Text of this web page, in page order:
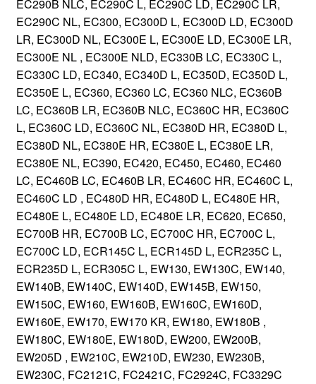
EC290B NLC, EC290C L, EC290C LD, EC290C LR,
EC290C NL, EC300, EC300D L, EC300D LD, EC300D
LR, EC300D NL, EC300E L, EC300E LD, EC300E LR,
EC300E NL , EC300E NLD, EC330B LC, EC330C L,
EC330C LD, EC340, EC340D L, EC350D, EC350D L,
EC350E L, EC360, EC360 LC, EC360 NLC, EC360B
LC, EC360B LR, EC360B NLC, EC360C HR, EC360C
L, EC360C LD, EC360C NL, EC380D HR, EC380D L,
EC380D NL, EC380E HR, EC380E L, EC380E LR,
EC380E NL, EC390, EC420, EC450, EC460, EC460
LC, EC460B LC, EC460B LR, EC460C HR, EC460C L,
EC460C LD , EC480D HR, EC480D L, EC480E HR,
EC480E L, EC480E LD, EC480E LR, EC620, EC650,
EC700B HR, EC700B LC, EC700C HR, EC700C L,
EC700C LD, ECR145C L, ECR145D L, ECR235C L,
ECR235D L, ECR305C L, EW130, EW130C, EW140,
EW140B, EW140C, EW140D, EW145B, EW150,
EW150C, EW160, EW160B, EW160C, EW160D,
EW160E, EW170, EW170 KR, EW180, EW180B ,
EW180C, EW180E, EW180D, EW200, EW200B,
EW205D , EW210C, EW210D, EW230, EW230B,
EW230C, FC2121C, FC2421C, FC2924C, FC3329C